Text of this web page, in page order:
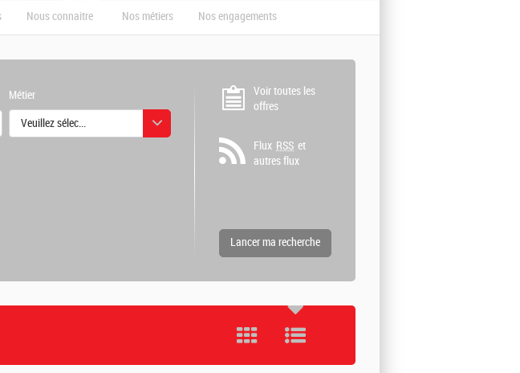
Nous connaitre Nos métiers Nos engagements
Métier
Veuillez sélectionner une ou des valeurs
Voir toutes les
offres
Flux RSS et
autres flux